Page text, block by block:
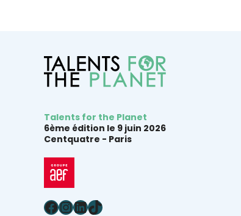
Talents for the Planet
6ème édition le 9 juin 2026
Centquatre - Paris
Facebook
Instagram
LinkedIn
TikTok